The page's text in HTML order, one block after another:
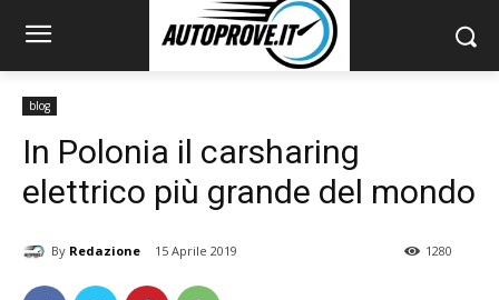
blog
In Polonia il carsharing
elettrico più grande del mondo
By Redazione 15 Aprile 2019 1280